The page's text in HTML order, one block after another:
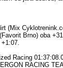
(Mix
Brno) oba
Racing
RACING